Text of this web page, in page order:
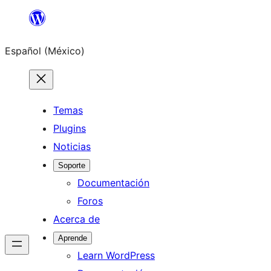
Saltar
contenido
Español (México)
Temas
Plugins
Noticias
Soporte
Documentación
Foros
Acerca de
Aprende
Learn WordPress